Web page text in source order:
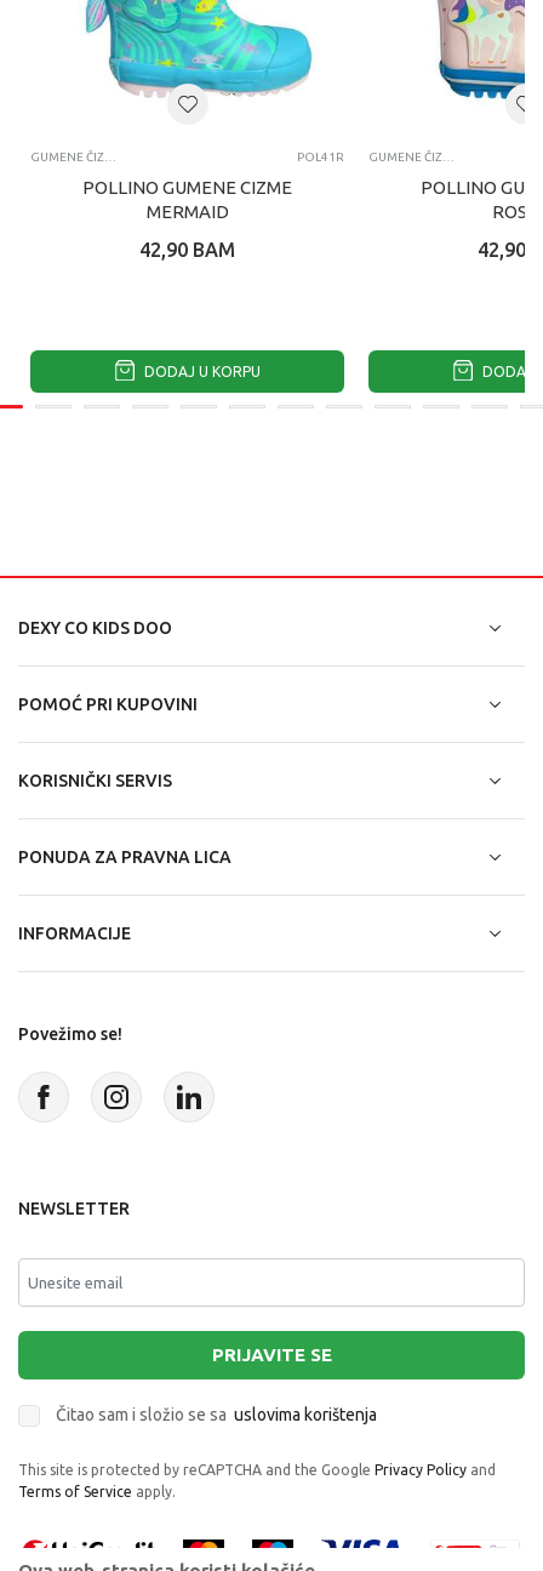
POL41R
POLLINO GUMENE CIZME
MERMAID
42,90 BAM
DODAJ U KORPU
POLLINO
42,90
DODAJ
DEXY CO KIDS DOO
POMOĆ PRI KUPOVINI
KORISNIČKI SERVIS
PONUDA ZA PRAVNA LICA
INFORMACIJE
Povežimo se!
NEWSLETTER
PRIJAVITE SE
Čitao sam i složio se sa uslovima korištenja
This site is protected by reCAPTCHA and the Google Privacy Policy and
Terms of Service apply.